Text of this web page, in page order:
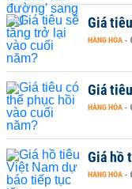
Giá
HÀNG HÓA -
Giá
HÀNG HÓA -
Giá hồ
HÀNG HÓA -